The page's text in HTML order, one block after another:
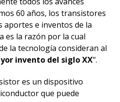
60 años, los transistores
aportes e inventos de la
es la razón por la cual
la tecnología consideran al
invento del siglo XX".
es un dispositivo
que puede